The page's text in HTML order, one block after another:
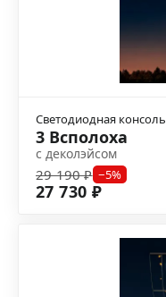
Светодиодная консоль
3 Всполоха
с деколэйсом
29 190 ₽ −5%
27 730 ₽